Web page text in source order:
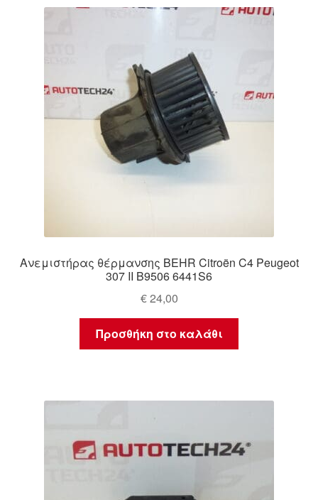
Ανεμιστήρας θέρμανσης BEHR Citroën C4 Peugeot
307 II B9506 6441S6
€24,00
Προσθήκη στο καλάθι